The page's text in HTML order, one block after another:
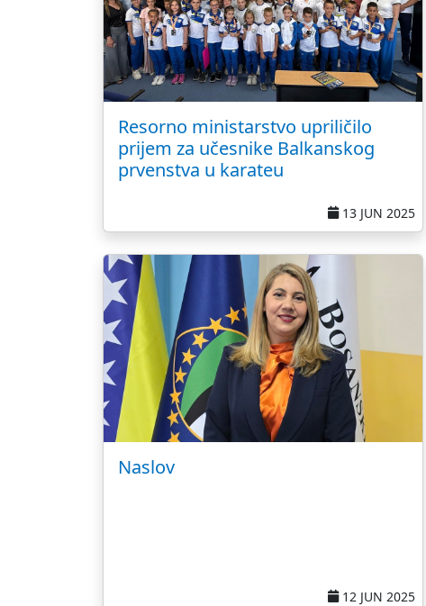
Resorno ministarstvo upriličilo
prijem za učesnike Balkanskog
prvenstva u karateu
13 JUN 2025
Naslov
12 JUN 2025